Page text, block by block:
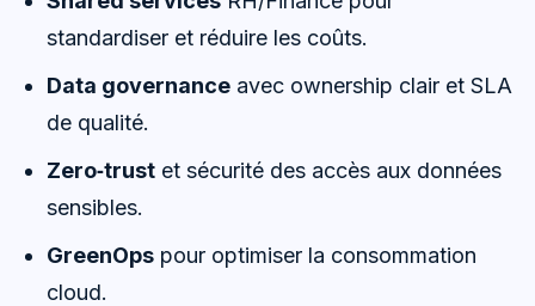
standardiser et réduire les coûts.
Data governance avec ownership clair et SLA
de qualité.
Zero‑trust et sécurité des accès aux données
sensibles.
GreenOps pour optimiser la consommation
cloud.